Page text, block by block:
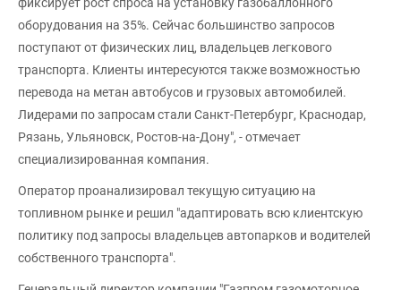
оборудования на 35%. Сейчас большинство запросов
поступают от физических лиц, владельцев легкового
транспорта. Клиенты интересуются также возможностью
перевода на метан автобусов и грузовых автомобилей.
Лидерами по запросам стали Санкт-Петербург, Краснодар,
Рязань, Ульяновск, Ростов-на-Дону", - отмечает
специализированная компания.
Оператор проанализировал текущую ситуацию на
топливном рынке и решил "адаптировать всю клиентскую
политику под запросы владельцев автопарков и водителей
собственного транспорта".